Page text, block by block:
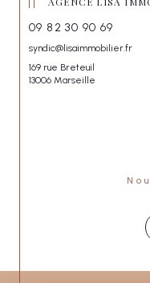
09 82 30 90 69
syndic@lisaimmobilier.fr
169 rue Breteuil
13006 Marseille